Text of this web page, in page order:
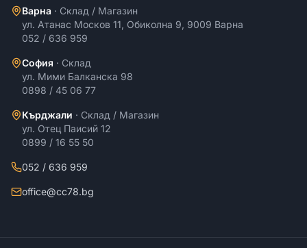
Варна · Склад / Магазин
ул. Атанас Москов 11, Обиколна 9, 9009 Варна
052 / 636 959
София · Склад
ул. Мими Балканска 98
0898 / 45 06 77
Кърджали · Склад / Магазин
ул. Отец Паисий 12
0899 / 16 55 50
052 / 636 959
office@cc78.bg